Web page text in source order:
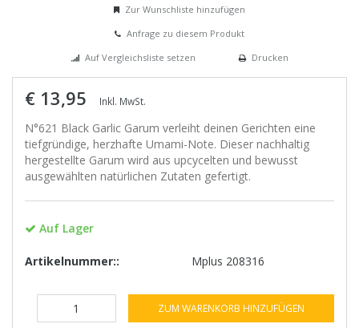
Zur Wunschliste hinzufügen
Anfrage zu diesem Produkt
Auf Vergleichsliste setzen
Drucken
€ 13,95 Inkl. MwSt.
N°621 Black Garlic Garum verleiht deinen Gerichten eine
tiefgründige, herzhafte Umami-Note. Dieser nachhaltig
hergestellte Garum wird aus upcycelten und bewusst
ausgewählten natürlichen Zutaten gefertigt.
Auf Lager
Artikelnummer:: Mplus 208316
ZUM WARENKORB HINZUFÜGEN